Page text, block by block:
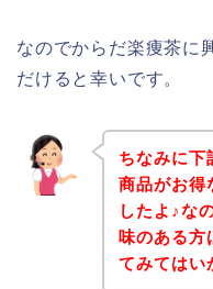
なのでからだ楽痩茶に
だけると幸いです。
ちなみに下
商品がお得
したよ♪な
味のある方
てみてはい